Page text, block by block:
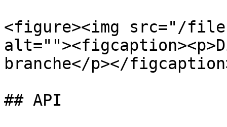
<figure><img src="/files/
branche</p></
## API